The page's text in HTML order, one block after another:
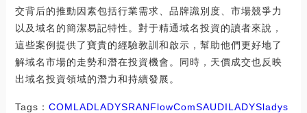
交背后的推動因素包括行業需求、品牌識別度、市場競爭力
以及域名的簡潔易記特性。對于精通域名投資的讀者來說，
這些案例提供了寶貴的經驗教訓和啟示，幫助他們更好地了
解域名市場的走勢和潛在投資機會。同時，天價成交也反映
出域名投資領域的潛力和持續發展。
Tags： COMLADLADYSRANFlowComSAUDILADYSladys